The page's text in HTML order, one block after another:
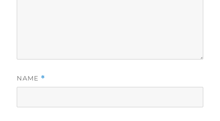
NAME *